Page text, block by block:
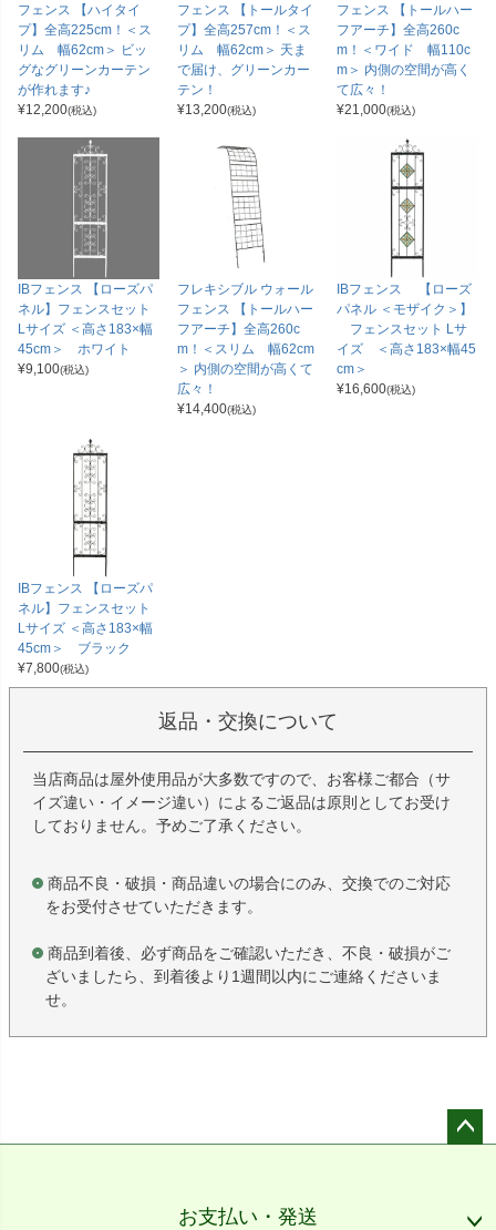
フェンス 【ハイタイ
プ】全高225cm！＜ス
リム 幅62cm＞ ビッ
グなグリーンカーテン
が作れます♪
¥12,200(税込)
フェンス 【トールタイ
プ】全高257cm！＜ス
リム 幅62cm＞ 天ま
で届け、グリーンカー
テン！
¥13,200(税込)
フェンス 【トールハー
フアーチ】全高260c
m！＜ワイド 幅110c
m＞ 内側の空間が高く
て広々！
¥21,000(税込)
IBフェンス 【ローズパ
ネル】フェンスセット
Lサイズ ＜高さ183×幅
45cm＞ ホワイト
¥9,100(税込)
フレキシブル ウォール
フェンス 【トールハー
フアーチ】全高260c
m！＜スリム 幅62cm
＞ 内側の空間が高くて
広々！
¥14,400(税込)
IBフェンス 【ローズ
パネル ＜モザイク＞】
フェンスセット Lサ
イズ ＜高さ183×幅45
cm＞
¥16,600(税込)
IBフェンス 【ローズパ
ネル】フェンスセット
Lサイズ ＜高さ183×幅
45cm＞ ブラック
¥7,800(税込)
返品・交換について
当店商品は屋外使用品が大多数ですので、お客様ご都合（サ
イズ違い・イメージ違い）によるご返品は原則としてお受け
しておりません。予めご了承ください。
商品不良・破損・商品違いの場合にのみ、交換でのご対応
をお受付させていただきます。
商品到着後、必ず商品をご確認いただき、不良・破損がご
ざいましたら、到着後より1週間以内にご連絡くださいま
せ。
お支払い・発送